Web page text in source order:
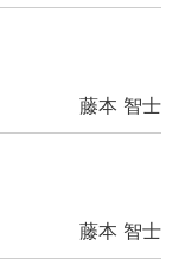
藤本 智士
藤本 智士